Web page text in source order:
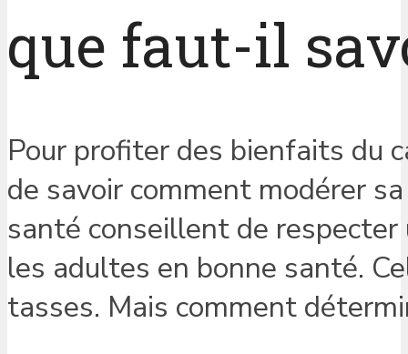
que faut-il
Pour profiter des bienfaits du
de savoir comment modérer
santé conseillent de
les adultes en bonne santé.
tasses. Mais comment